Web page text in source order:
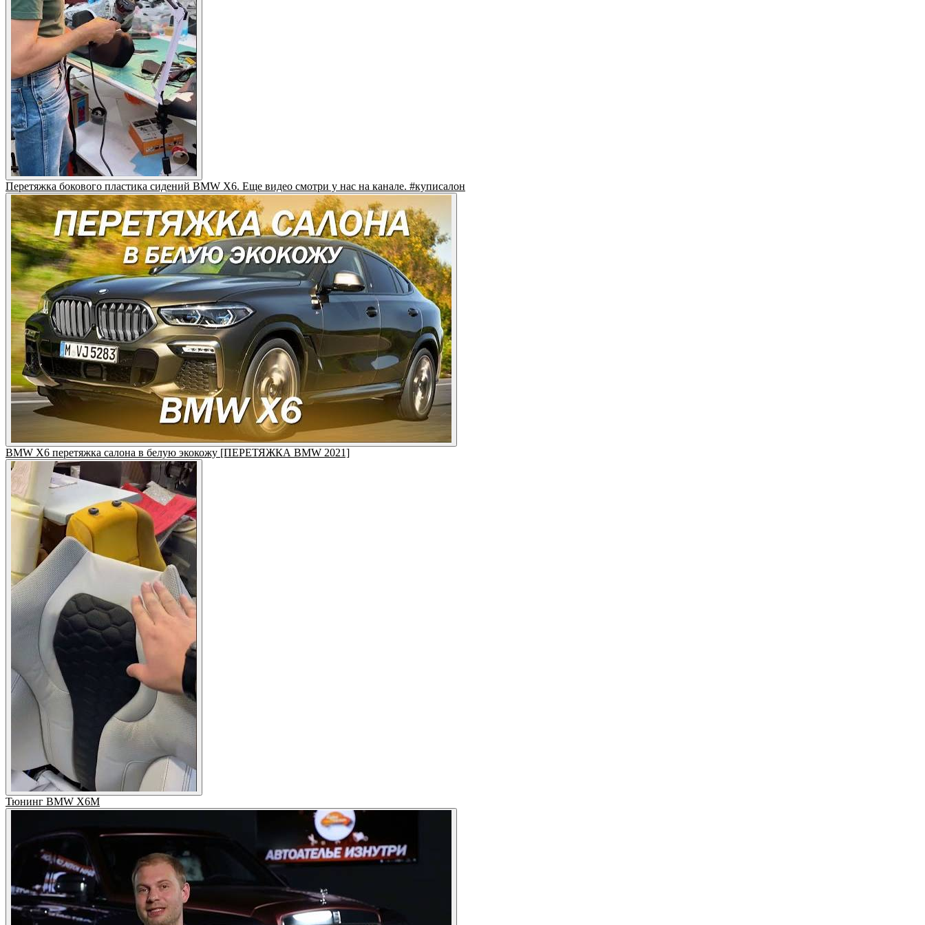
Перетяжка бокового пластика сидений BMW X6. Еще видео смотри у нас на канале. #куписалон
BMW X6 перетяжка салона в белую экокожу [ПЕРЕТЯЖКА BMW 2021]
Тюнинг BMW X6M